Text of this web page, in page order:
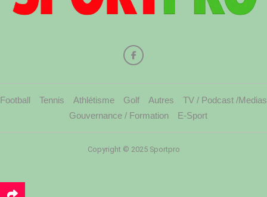
Football Tennis Athlétisme Golf Autres
TV / Podcast /Medias
Gouvernance / Formation
E-Sport
Copyright © 2025 Sportpro